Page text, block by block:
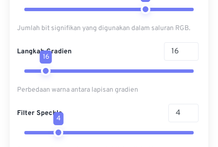
Jumlah bit signifikan yang digunakan dalam saluran RGB.
Langkah Gradien
16
Perbedaan warna antara lapisan gradien
Filter Speckle
4